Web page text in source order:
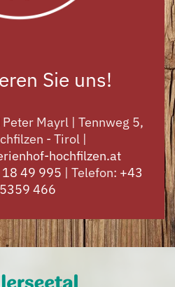
Sie uns!
Mayrl | Tennweg 5,
- Tirol |
hochfilzen.at
49 995 | Telefon: +43
466